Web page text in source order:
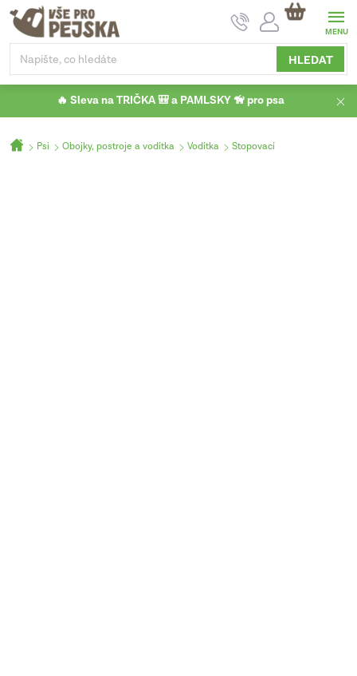
Přejít
obsah
HLEDAT
NÁKUPNÍ
KOŠÍK
🔥 Sleva na TRIČKA 🎒 a PAMLSKY 🦮 pro psa
Domů
Psi Obojky, postroje a vodítka Vodítka Stopovací